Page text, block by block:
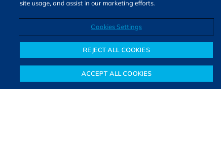
Notícias Colunistas Objetivos financeiros Investimentos Mais
INVESTIMENTOS RENDA VARIÁVEL
INVESTIMENTOS RENDA FIXA
site usage, and assist in our marketing efforts.
Cookies Settings
REJECT ALL COOKIES
ACCEPT ALL COOKIES